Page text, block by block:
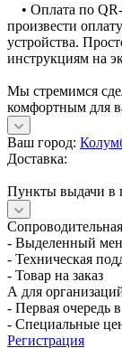
• Оплата по QR-
произвести
устройства.
инструкциям на
Мы стремимся
комфортным для
Ваш город:
Доставка:
Пункты выдачи в
- Выделенный
- Техническая
- Товар на заказ
А для
- Первая очередь
- Специальные
Регистрация